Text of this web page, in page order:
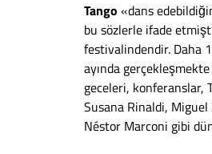
Tango «dans
bu sözlerle ifade
festivalindendir. Daha
ayında
geceleri, konferanslar,
Susana Rinaldi,
Néstor Marconi gibi